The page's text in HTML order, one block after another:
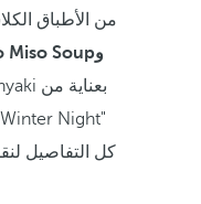
من الأطباق
وShiro Miso Soup
كل التفاصيل